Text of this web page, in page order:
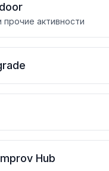
along forest paths.
прочие активности
Hub